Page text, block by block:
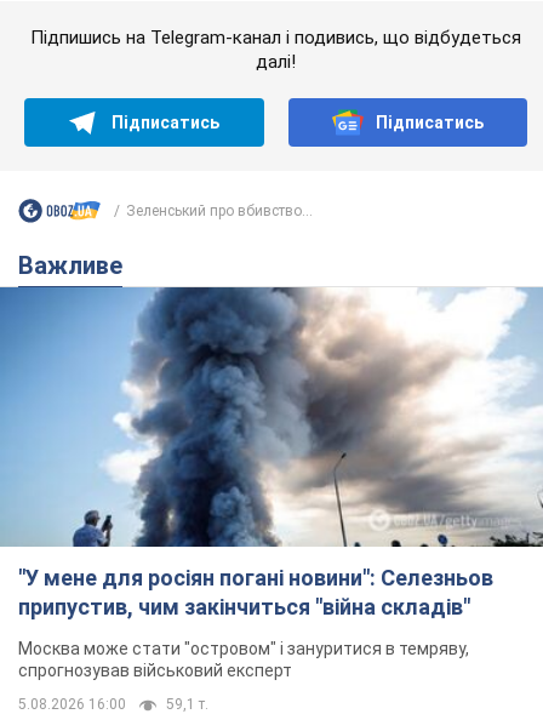
Підпишись на Telegram-канал і подивись, що відбудеться
далі!
Підписатись Підписатись
Зеленський про вбивство...
Важливе
"У мене для росіян погані новини": Селезньов
припустив, чим закінчиться "війна складів"
Москва може стати "островом" і зануритися в темряву,
спрогнозував військовий експерт
5.08.2026 16:00 59,1 т.